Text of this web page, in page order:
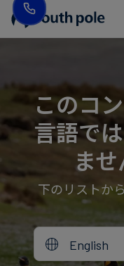
Read more
Read more
Read more
Read more
Read more
このコ
言語で
ませ
下のリストか
English